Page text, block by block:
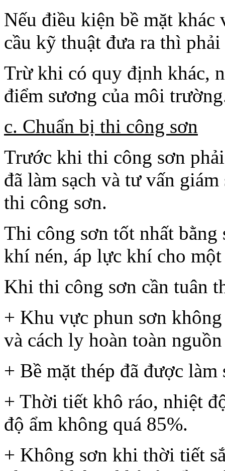
Nếu điều kiện bề mặt
cầu kỹ thuật đưa ra thì
Trừ khi có quy định khác,
điểm sương của môi
c. Chuẩn bị thi công sơn
Trước khi thi công sơn
đã làm sạch và tư vấn
thi công sơn.
Thi công sơn tốt nhất
khí nén, áp lực khí cho
Khi thi công sơn cần tuân
+ Khu vực phun sơn
và cách ly hoàn toàn
+ Bề mặt thép đã được làm
+ Thời tiết khô ráo, nhiệt
độ ẩm không quá 85%.
+ Không sơn khi thời tiết